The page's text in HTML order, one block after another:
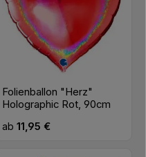
Folienballon "Herz"
Holographic Rot, 90cm
Regulärer Preis:
ab11,95 €